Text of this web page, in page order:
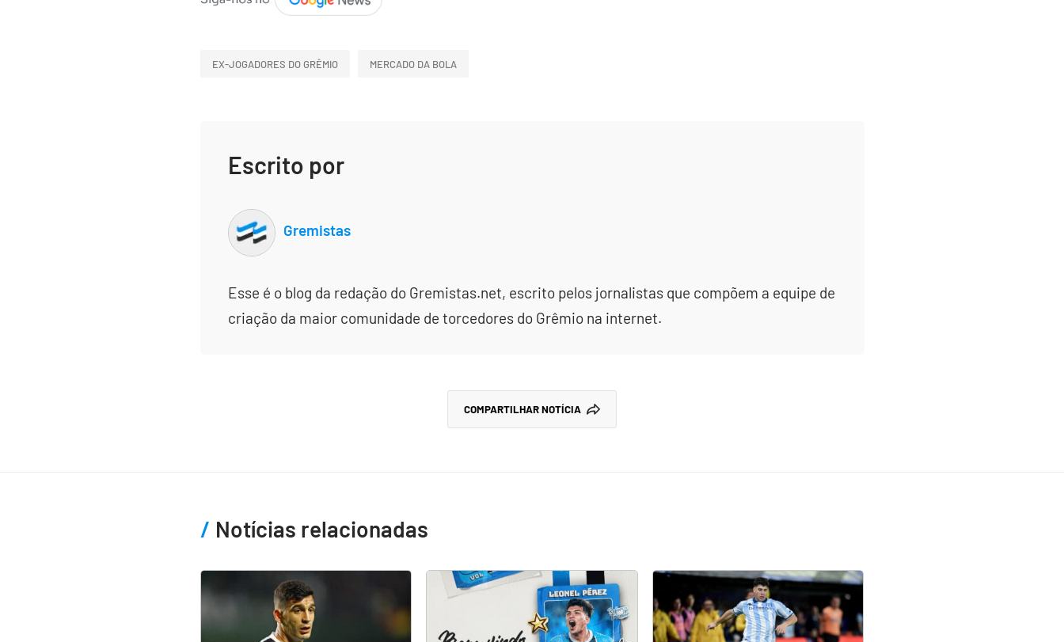
EX-JOGADORES DO GRÊMIO MERCADO DA BOLA
Escrito por
Gremistas
Esse é o blog da redação do Gremistas.net, escrito pelos jornalistas que compõem a equipe de
criação da maior comunidade de torcedores do Grêmio na internet.
COMPARTILHAR NOTÍCIA
Notícias relacionadas